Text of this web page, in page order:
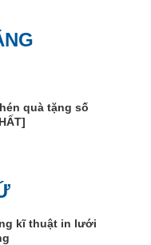
quà tặng số
kĩ thuật in lưới